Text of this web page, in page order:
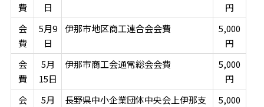
費
日
円
会
費
5月9
日
伊那市地区商工連合会会費
5,000
円
会
費
5月
15日
伊那市商工会通常総会会費
5,000
円
会
5月
長野県中小企業団体中央会上伊那支
5,000